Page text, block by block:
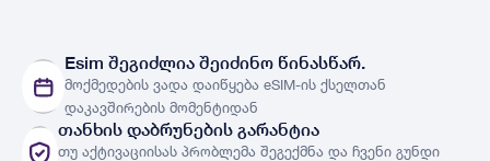
ქვეყნები
Esim შეგიძლია შეიძინო წინასწარ.
მოქმედების ვადა დაიწყება eSIM-ის ქსელთან
დაკავშირების მომენტიდან
თანხის დაბრუნების გარანტია
თუ აქტივაციისას პრობლემა შეგექმნა და ჩვენი გუნდი